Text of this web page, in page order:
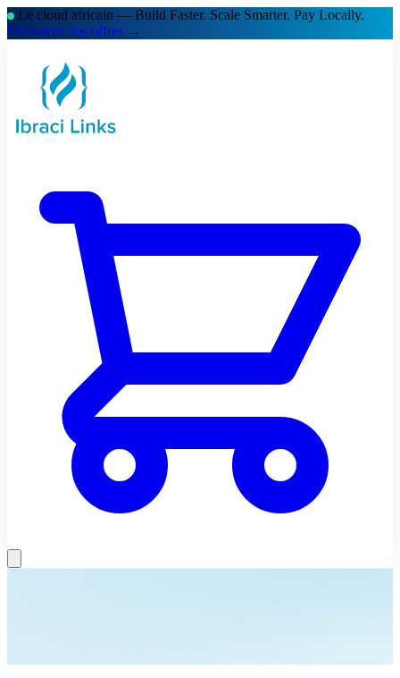
Le cloud africain — Build Faster. Scale Smarter. Pay Locally.
Découvrir nos offres →